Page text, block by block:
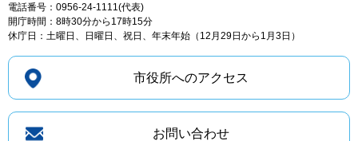
電話番号：0956-24-1111(代表)
開庁時間：8時30分から17時15分
休庁日：土曜日、日曜日、祝日、年末年始（12月29日から1月3日）
市役所へのアクセス
お問い合わせ